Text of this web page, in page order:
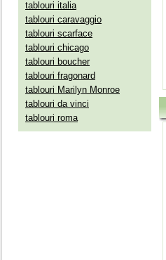
tablouri italia
tablouri caravaggio
tablouri scarface
tablouri chicago
tablouri boucher
tablouri fragonard
tablouri Marilyn Monroe
tablouri da vinci
tablouri roma